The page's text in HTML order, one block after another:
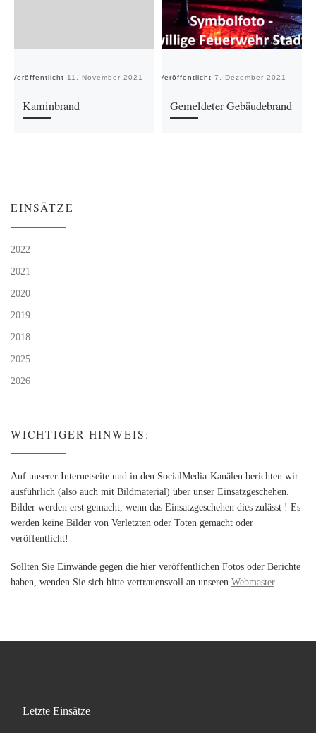
Veröffentlicht 11. November 2021
Kaminbrand
Veröffentlicht 7. Dezember 2021
Gemeldeter Gebäudebrand
EINSÄTZE
2022
2021
2020
2019
2018
2025
2026
WICHTIGER HINWEIS:
Auf unserer Internetseite und in den SocialMedia-Kanälen berichten wir
ausführlich (also auch mit Bildmaterial) über unser Einsatzgeschehen.
Bilder werden erst gemacht, wenn das Einsatzgeschehen dies zulässt ! Es
werden keine Bilder von Verletzten oder Toten gemacht oder
veröffentlicht!
Sollten Sie Einwände gegen die hier veröffentlichen Fotos oder Berichte
haben, wenden Sie sich bitte vertrauensvoll an unseren Webmaster.
Letzte Einsätze